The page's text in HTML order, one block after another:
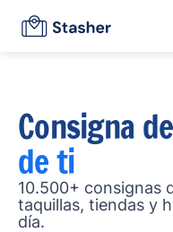
Consigna
de ti
10.500+ consignas
taquillas, tiendas y
día.